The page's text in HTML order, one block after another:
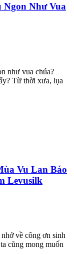
Như Vua
như vua chúa?
Từ thời xưa, lụa
Vu Lan Báo
Levusilk
về công ơn sinh
cũng mong muốn